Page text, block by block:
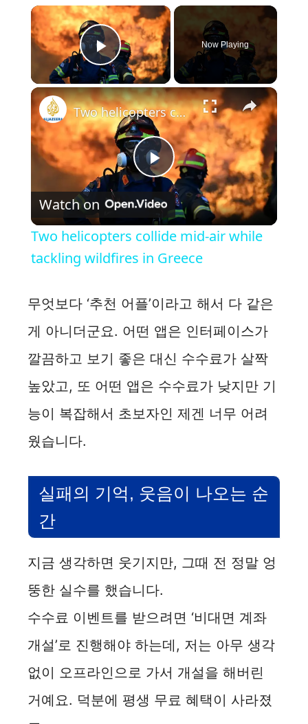
×
Play Video
Now Playing
×
P
l
a
y
V
d
o
Two helicopters collide mid-air while tackling wildfires in Greece
Watch on
Two helicopters collide mid-air while
tackling wildfires in Greece
무엇보다 ‘추천 어플’이라고 해서 다 같은
게 아니더군요. 어떤 앱은 인터페이스가
깔끔하고 보기 좋은 대신 수수료가 살짝
높았고, 또 어떤 앱은 수수료가 낮지만 기
능이 복잡해서 초보자인 제겐 너무 어려
웠습니다.
실패의 기억, 웃음이 나오는 순
간
지금 생각하면 웃기지만, 그때 전 정말 엉
뚱한 실수를 했습니다.
수수료 이벤트를 받으려면 ‘비대면 계좌
개설’로 진행해야 하는데, 저는 아무 생각
없이 오프라인으로 가서 개설을 해버린
거예요. 덕분에 평생 무료 혜택이 사라졌